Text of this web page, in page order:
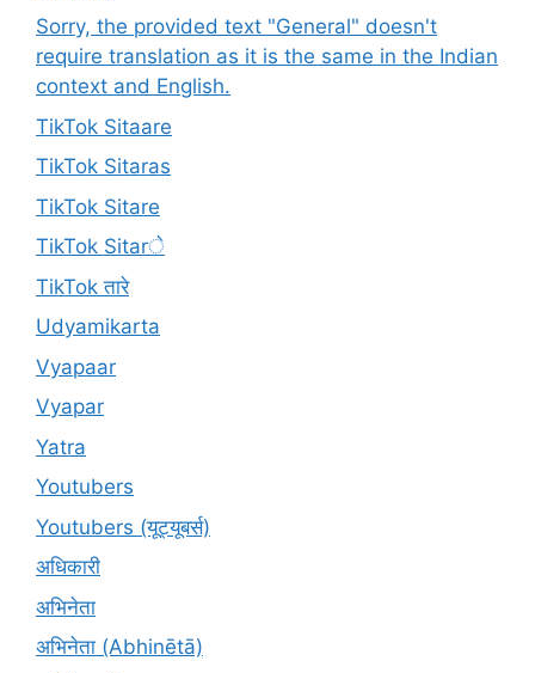
Sorry, the provided text "General" doesn't
require translation as it is the same in the Indian
context and English.
TikTok Sitaare
TikTok Sitaras
TikTok Sitare
TikTok Sitarे
TikTok तारे
Udyamikarta
Vyapaar
Vyapar
Yatra
Youtubers
Youtubers (यूट्यूबर्स)
अधिकारी
अभिनेता
अभिनेता (Abhinētā)